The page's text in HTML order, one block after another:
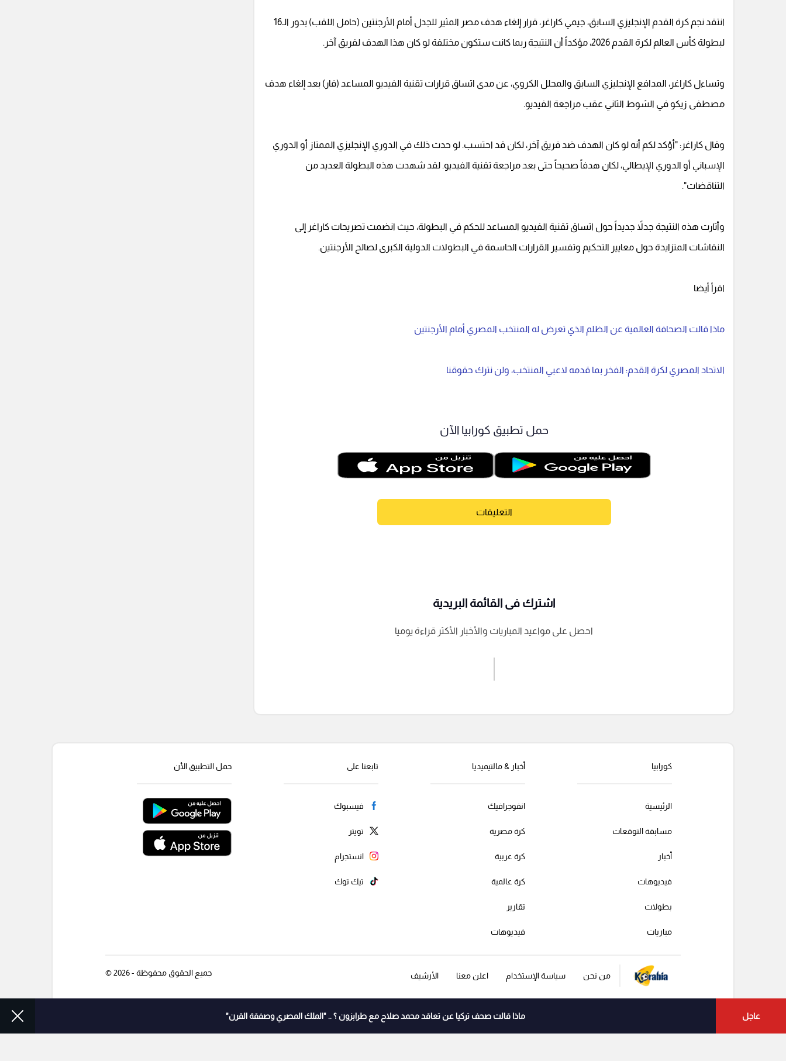
انتقد نجم كرة القدم الإنجليزي السابق، جيمي كاراغر، قرار إلغاء هدف مصر المثير للجدل أمام الأرجنتين (حامل اللقب) بدور الـ16
لبطولة كأس العالم لكرة القدم 2026، مؤكداً أن النتيجة ربما كانت ستكون مختلفة لو كان هذا الهدف لفريق آخر.
وتساءل كاراغر، المدافع الإنجليزي السابق والمحلل الكروي، عن مدى اتساق قرارات تقنية الفيديو المساعد (فار) بعد إلغاء هدف
مصطفى زيكو في الشوط الثاني عقب مراجعة الفيديو.
وقال كاراغر: "أؤكد لكم أنه لو كان الهدف ضد فريق آخر، لكان قد احتسب. لو حدث ذلك في الدوري الإنجليزي الممتاز أو الدوري
الإسباني أو الدوري الإيطالي، لكان هدفاً صحيحاً حتى بعد مراجعة تقنية الفيديو. لقد شهدت هذه البطولة العديد من
التناقضات".
وأثارت هذه النتيجة جدلاً جديداً حول اتساق تقنية الفيديو المساعد للحكم في البطولة، حيث انضمت تصريحات كاراغر إلى
النقاشات المتزايدة حول معايير التحكيم وتفسير القرارات الحاسمة في البطولات الدولية الكبرى لصالح الأرجنتين.
اقرأ أيضا
ماذا قالت الصحافة العالمية عن الظلم الذي تعرض له المنتخب المصري أمام الأرجنتين
الاتحاد المصري لكرة القدم: الفخر بما قدمه لاعبي المنتخب، ولن نترك حقوقنا
حمل تطبيق كورابيا الآن
التعليقات
إرسال تعليق
اشترك فى القائمة البريدية
احصل على مواعيد المباريات والأخبار الأكثر قراءة يوميا
عاجل ماذا قالت صحف تركيا عن تعاقد محمد صلاح مع طرابزون ؟ .. "الملك المصري وصفقة القرن"
كورابيا
الرئيسية
مسابقة التوقعات
أخبار
فيديوهات
بطولات
مباريات
أخبار & مالتيميديا
انفوجرافيك
كرة مصرية
كرة عربية
كرة عالمية
تقارير
فيديوهات
تابعنا على
فيسبوك
تويتر
انستجرام
تيك توك
حمل التطبيق الأن
من نحن سياسة الإستخدام اعلن معنا الأرشيف جميع الحقوق محفوظة - 2026 ©